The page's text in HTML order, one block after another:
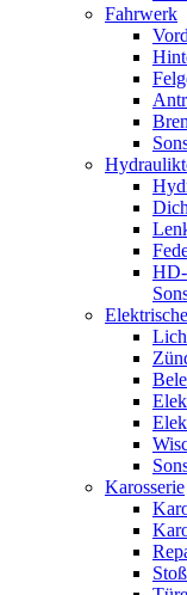
Fahrwerk
HD-
Karosserie